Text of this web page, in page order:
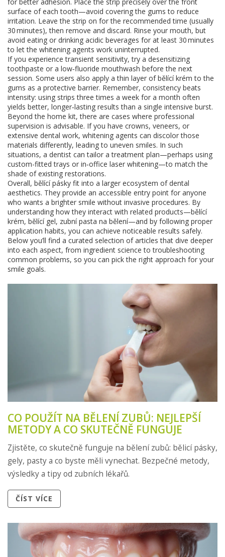
surface of each tooth—avoid covering the gums to reduce
irritation. Leave the strip on for the recommended time (usually
30 minutes), then remove and discard. Rinse your mouth, but
avoid eating or drinking acidic beverages for at least 30 minutes
to let the whitening agents work uninterrupted.
If you experience transient sensitivity, try a desensitizing
toothpaste or a low‑fluoride mouthwash before the next
session. Some users also apply a thin layer ofbělící krém to the
gums as a protective barrier. Remember, consistency beats
intensity: using strips three times a week for a month often
yields better, longer‑lasting results than a single intensive burst.
Beyond the home kit, there are cases where professional
supervision is advisable. If you have crowns, veneers, or
extensive dental work, whitening agents can discolor those
materials differently, leading to uneven smiles. In such
situations, a dentist can tailor a treatment plan—perhaps using
custom-fitted trays or in‑office laser whitening—to match the
shade of existing restorations.
Overall, bělící pásky fit into a larger ecosystem of dental
aesthetics. They provide an accessible entry point for anyone
who wants a brighter smile without invasive procedures. By
understanding how they interact with related products—bělící
krém, bělící gel, zubní pasta na bělení—and by following proper
application habits, you can achieve noticeable results safely.
Below you’ll find a curated selection of articles that dive deeper
into each aspect, from ingredient science to troubleshooting
common problems, so you can pick the right approach for your
smile goals.
CO POUŽÍT NA BĚLENÍ ZUBŮ: NEJLEPŠÍ
METODY A CO SKUTEČNĚ FUNGUJE
Zjistěte, co skutečně funguje na bělení zubů: bělicí pásky,
gely, pasty a co byste měli vynechat. Bezpečné metody,
výsledky a tipy od zubních lékařů.
ČÍST VÍCE